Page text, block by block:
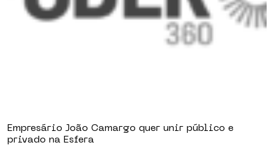
Empresário João Camargo quer unir público e
privado na Esfera